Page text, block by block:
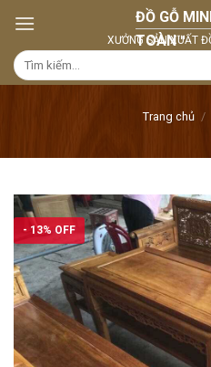
content
Tìm
kiếm:
Trang chủ /
- 13% OFF